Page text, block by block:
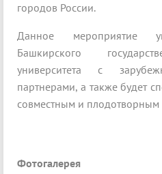
городов России.
Данное мероприятие
Башкирского
университета с
партнерами, а также будет
совместным и
Фотогалерея